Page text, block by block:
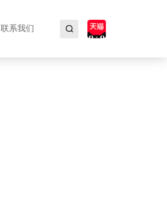
联系我们